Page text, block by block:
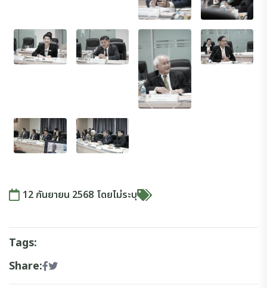
12 กันยายน 2568 โดยไม่ระบุ
Tags:
Share: